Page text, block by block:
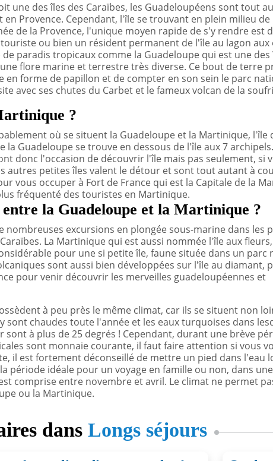
une des îles des Caraïbes, les Guadeloupéens sont tout
Provence. Cependant, l'île se trouvant en plein milieu de
de la Provence, l'unique moyen rapide de s'y rendre est
ou bien un résident permanent de l'île au lagon aux
de paradis tropicaux comme la Guadeloupe qui est une des
flore marine et terrestre très diverse. Ce bout de terre
forme de papillon et de compter en son sein le parc
avec ses chutes du Carbet et le fameux volcan de la
?
où se situent la Guadeloupe et la Martinique, l'île
Guadeloupe se trouve en dessous de l'île aux 7
donc l'occasion de découvrir l'île mais pas seulement, si
autres petites îles valent le détour et sont tout autant à
vous occuper à Fort de France qui est la Capitale de la
fréquenté des touristes en Martinique.
la Guadeloupe et la Martinique ?
nombreuses excursions en plongée sous-marine dans les
La Martinique qui est aussi nommée l'île aux
pour une si petite île, faune située dans un parc
sont aussi bien développées sur l'île au diamant,
pour venir découvrir les merveilles guadeloupéennes et
à peu près le même climat, car ils se situent non
sont chaudes toute l'année et les eaux turquoises dans
sont à plus de 25 degrés ! Cependant, durant une brève
sont monnaie courante, il faut faire attention si vous
il est fortement déconseillé de mettre un pied dans l'eau
période idéale pour un voyage en famille ou non, dans
comprise entre novembre et avril. Le climat ne permet
ou la Martinique.
dans Longs séjours